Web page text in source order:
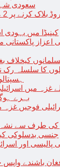
سعودی
کینیڈا میں یہودی
اعزاز
کا سلسلہ رک
غزہ میں
بہرے
فوجیں
کی طرف سے نشہ
جنسی بدسلوکی
پالیسی اور
باشندے واپس